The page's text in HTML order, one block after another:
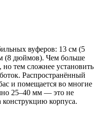
вуферов: 13 см (5
(8 дюймов). Чем больше
тем сложнее установить
Распространённый
и помещается во многие
25–40 мм — это не
конструкцию корпуса.